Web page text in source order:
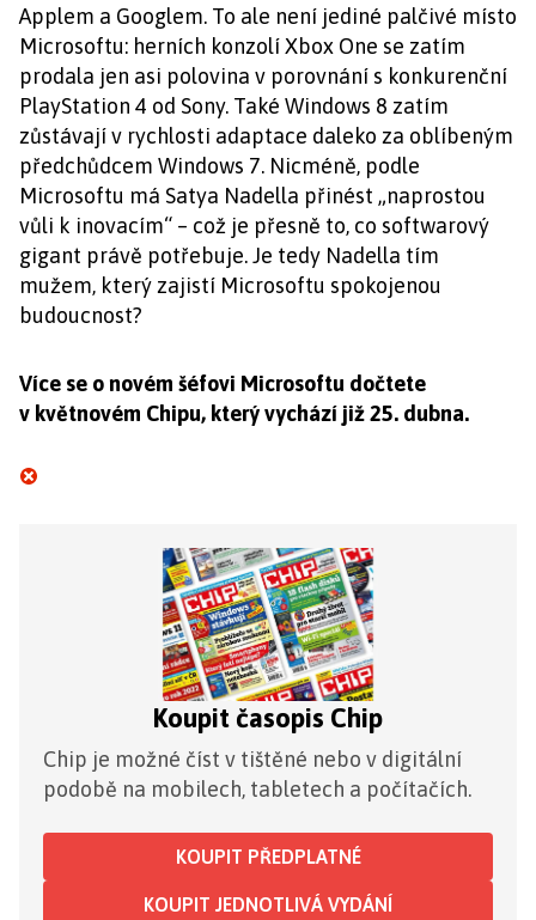
Applem a Googlem. To ale není jediné palčivé místo
Microsoftu: herních konzolí Xbox One se zatím
prodala jen asi polovina v porovnání s konkurenční
PlayStation 4 od Sony. Také Windows 8 zatím
zůstávají v rychlosti adaptace daleko za oblíbeným
předchůdcem Windows 7. Nicméně, podle
Microsoftu má Satya Nadella přinést „naprostou
vůli k inovacím“ – což je přesně to, co softwarový
gigant právě potřebuje. Je tedy Nadella tím
mužem, který zajistí Microsoftu spokojenou
budoucnost?
Více se o novém šéfovi Microsoftu dočtete
v květnovém Chipu, který vychází již 25. dubna.
Koupit časopis Chip
Chip je možné číst v tištěné nebo v digitální
podobě na mobilech, tabletech a počítačích.
KOUPIT PŘEDPLATNÉ
KOUPIT JEDNOTLIVÁ VYDÁNÍ